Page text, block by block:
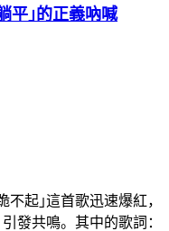
平｣的正義吶喊
不起｣這首歌迅速爆紅，
發共鳴。其中的歌詞：